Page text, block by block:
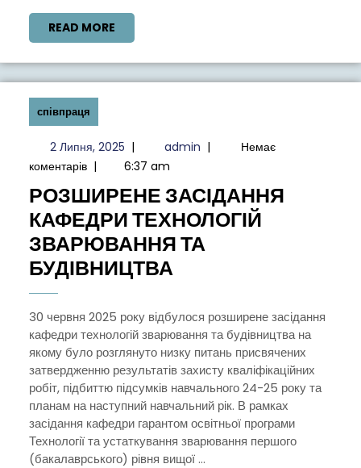
READ MORE
MORE
співпраця
2 Липня, 20252
Липня,
| admin admin
|
Немає
коментарів | 6:37 am
РОЗШИРЕНЕ ЗАСІДАННЯ
КАФЕДРИ ТЕХНОЛОГІЙ
ЗВАРЮВАННЯ ТА
БУДІВНИЦТВАРОЗШИРЕНЕ
КАФЕДРИ
ТЕХНОЛОГІЙ
ЗВАРЮВАННЯ
ТА
БУДІВНИЦТВА
30 червня 2025 року відбулося розширене засідання
кафедри технологій зварювання та будівництва на
якому було розглянуто низку питань присвячених
затвердженню результатів захисту кваліфікаційних
робіт, підбиттю підсумків навчального 24-25 року та
планам на наступний навчальний рік. В рамках
засідання кафедри гарантом освітньої програми
Технології та устаткування зварювання першого
(бакалаврського) рівня вищої ...